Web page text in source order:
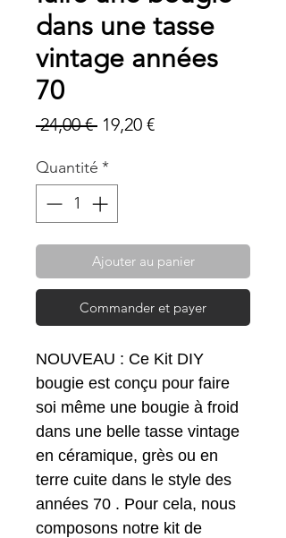
dans une tasse
vintage années
70
24,00 € Prix
19,20 €Prix
Quantité *
Ajouter au panier
Commander et payer
NOUVEAU : Ce Kit DIY
bougie est conçu pour faire
soi même une bougie à froid
dans une belle tasse vintage
en céramique, grès ou en
terre cuite dans le style des
années 70 . Pour cela, nous
composons notre kit de